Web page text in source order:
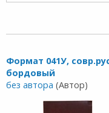
Формат 041У,
бордовый
без автора (Автор)